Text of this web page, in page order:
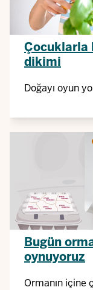
dikimi
Doğayı oyun
Bugün
oynuyoruz
Ormanın içine